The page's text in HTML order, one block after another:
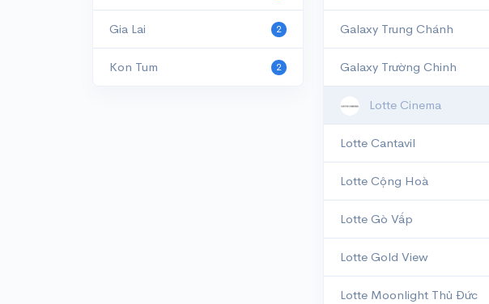
Gia Lai 2
Kon Tum 2
Galaxy Trung Chánh
Galaxy Trường Chinh
Lotte Cinema
Lotte Cantavil
Lotte Cộng Hoà
Lotte Gò Vấp
Lotte Gold View
Lotte Moonlight Thủ Đức